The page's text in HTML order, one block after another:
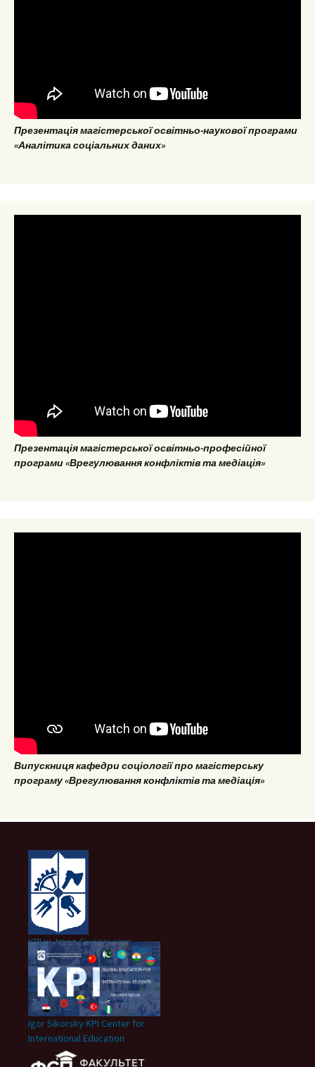
Презентація магістерської освітньо-наукової програми
«Аналітика соціальних даних»
Презентація магістерської освітньо-професійної
програми «Врегулювання конфліктів та медіація»
Випускниця кафедри соціології про магістерську
програму «Врегулювання конфліктів та медіація»
КПІ ім. Ігоря Сікорського
Igor Sikorsky KPI Center for
International Education